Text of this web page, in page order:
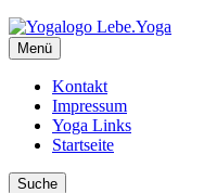
Lebe.Yoga: der Yoga Blog |
Yoga erleben in Wien,
Menü
Kontakt
Impressum
Yoga Links
Startseite
Suche